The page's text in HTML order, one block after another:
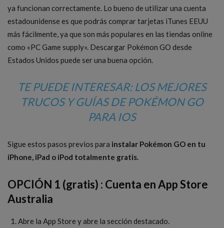
ya funcionan correctamente. Lo bueno de utilizar una cuenta
estadounidense es que podrás comprar tarjetas iTunes EEUU
más fácilmente, ya que son más populares en las tiendas online
como «PC Game supply». Descargar Pokémon GO desde
Estados Unidos puede ser una buena opción.
TE PUEDE INTERESAR: LOS MEJORES
TRUCOS Y GUÍAS DE POKÉMON GO
PARA IOS
Sigue estos pasos previos para instalar Pokémon GO en tu
iPhone, iPad o iPod totalmente gratis.
OPCIÓN 1 (gratis) : Cuenta en App Store
Australia
Abre la App Store y abre la sección destacado.